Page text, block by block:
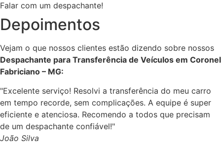
Falar com um despachante!
Depoimentos
Vejam o que nossos clientes estão dizendo sobre nossos
Despachante para Transferência de Veículos em Coronel
Fabriciano – MG:
"Excelente serviço! Resolvi a transferência do meu carro
em tempo recorde, sem complicações. A equipe é super
eficiente e atenciosa. Recomendo a todos que precisam
de um despachante confiável!"
João Silva